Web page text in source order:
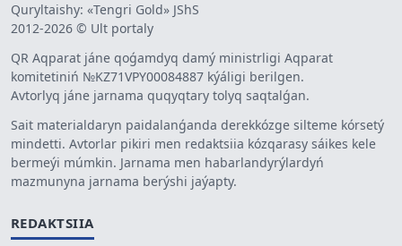
Quryltaishy: «Tengri Gold» JShS
2012-2026 © Ult portaly
QR Aqparat jáne qoǵamdyq damý ministrligi Aqparat
komitetiniń №KZ71VPY00084887 kýáligi berilgen.
Avtorlyq jáne jarnama quqyqtary tolyq saqtalǵan.
Sait materialdaryn paidalanǵanda derekkózge silteme kórsetý
mindetti. Avtorlar pikiri men redaktsiia kózqarasy sáikes kele
bermeýi múmkin. Jarnama men habarlandyrýlardyń
mazmunyna jarnama berýshi jaýapty.
REDAKTSIIA